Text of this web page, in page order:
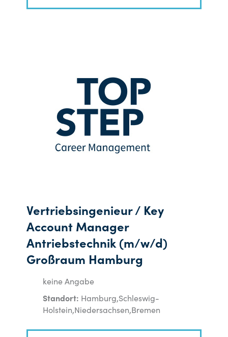
Vertriebsingenieur / Key
Account Manager
Antriebstechnik (m/w/d)
Großraum Hamburg
keine Angabe
Standort: Hamburg,Schleswig-
Holstein,Niedersachsen,Bremen